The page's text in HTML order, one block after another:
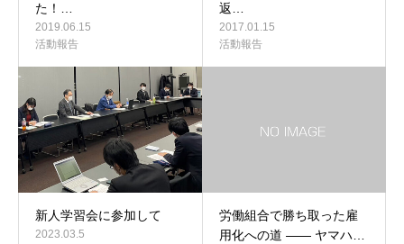
た！…
2019.06.15
活動報告
返…
2017.01.15
活動報告
新人学習会に参加して
2023.03.5
労働組合で勝ち取った雇
用化への道 ―― ヤマハ…